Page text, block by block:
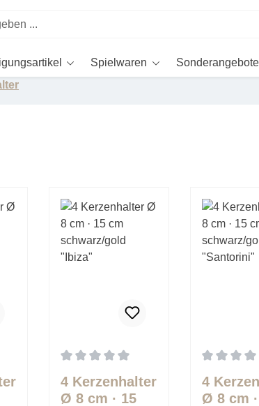
Spielwaren
Sonderangebote
4 Kerzenhalter
Ø 8 cm · 15
4
Ø 8 cm